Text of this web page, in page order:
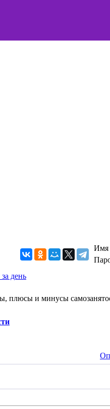
Имя
день
плюсы и минусы